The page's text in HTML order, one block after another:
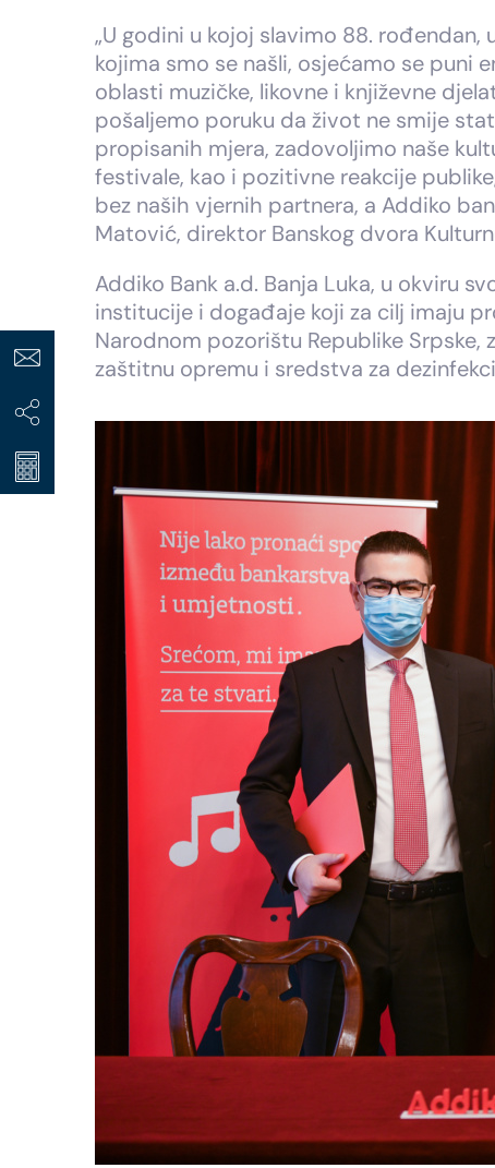
„U godini u kojoj slavimo 88.
kojima smo se našli, osjećamo se puni
oblasti muzičke, likovne i književne
pošaljemo poruku da život ne smije
propisanih mjera, zadovoljimo naše
festivale, kao i pozitivne reakcije
bez naših vjernih partnera, a Addiko
Matović, direktor Banskog dvora
Addiko Bank a.d. Banja Luka, u okviru
institucije i događaje koji za cilj imaju
Narodnom pozorištu Republike
zaštitnu opremu i sredstva za